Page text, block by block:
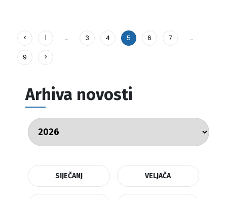
< 1 … 3 4 5 6 7 …
9 >
Arhiva novosti
SIJEČANJ VELJAČA